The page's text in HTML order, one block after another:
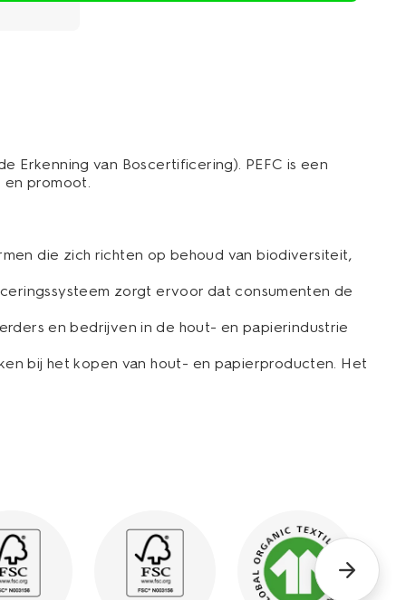
Erkenning van Boscertificering). PEFC is een
promoot.
die zich richten op behoud van biodiversiteit,
zorgt ervoor dat consumenten de
en bedrijven in de hout- en papierindustrie
bij het kopen van hout- en papierproducten. Het